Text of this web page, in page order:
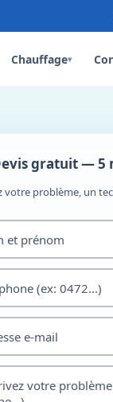
Chauffage▾
gratuit — 5
votre problème, un